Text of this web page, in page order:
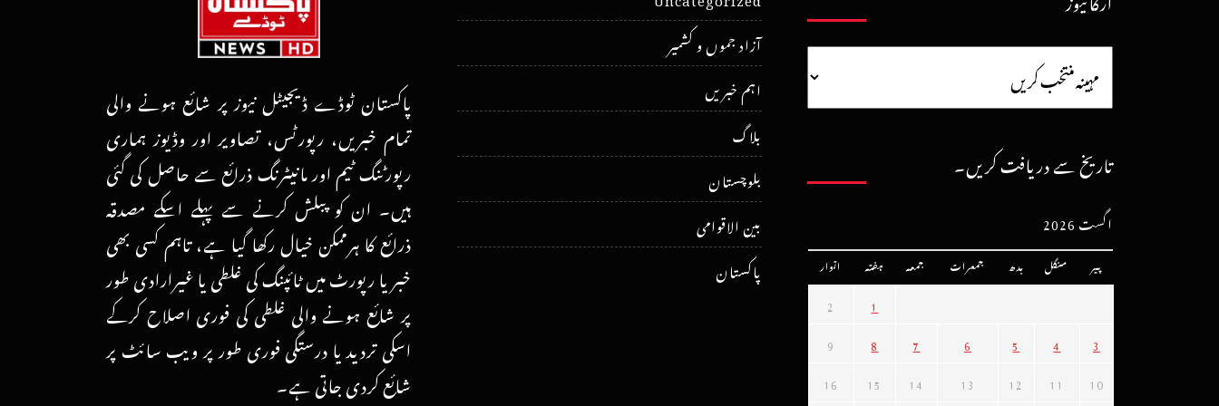
پاکستان ٹوڈے ڈیجیٹل نیوز پر شائع ہونے والی
تمام خبریں، رپورٹس، تصاویر اور وڈیوز ہماری
رپورٹنگ ٹیم اور مانیٹرنگ ذرائع سے حاصل کی گئی
ہیں۔ ان کو پبلش کرنے سے پہلے اسکے مصدقہ
ذرائع کا ہرممکن خیال رکھا گیا ہے، تاہم کسی بھی
خبر یا رپورٹ میں ٹائپنگ کی غلطی یا غیرارادی طور
پر شائع ہونے والی غلطی کی فوری اصلاح کرکے
اسکی تردید یا درستگی فوری طور پر ویب سائٹ پر
شائع کردی جاتی ہے۔
آزاد جموں و کشمیر
اہم خبریں
بلاگ
بلوچستان
بین الاقوامی
پاکستان
تاریخ سے دریافت کریں۔
اگست 2026
پیر منگل بدھ جمعرات جمعہ ہفتہ اتوار
1
2
3
4
5
6
7
8
9
10
11
12
13
14
15
16